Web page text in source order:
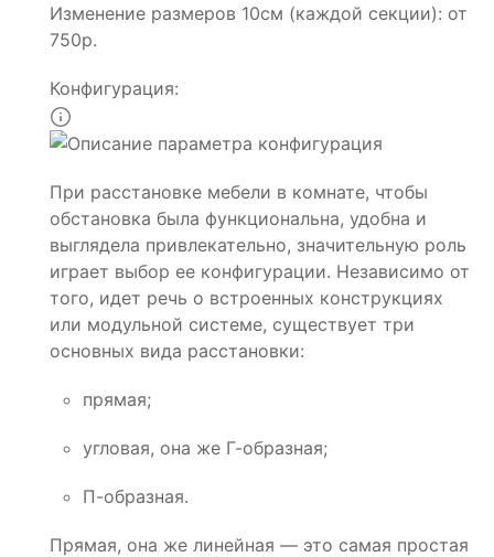
Изменение размеров 10см (каждой секции): от
750р.
Конфигурация:
При расстановке мебели в комнате, чтобы
обстановка была функциональна, удобна и
выглядела привлекательно, значительную роль
играет выбор ее конфигурации. Независимо от
того, идет речь о встроенных конструкциях
или модульной системе, существует три
основных вида расстановки:
прямая;
угловая, она же Г-образная;
П-образная.
Прямая, она же линейная — это самая простая